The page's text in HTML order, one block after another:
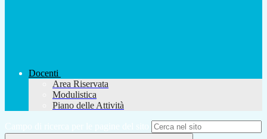
Docenti
Area Riservata
Modulistica
Piano delle Attività